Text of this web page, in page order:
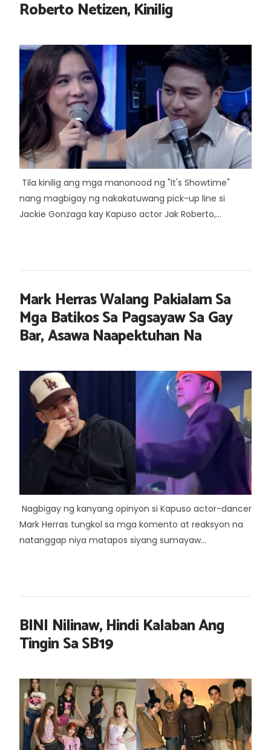
Roberto Netizen, Kinilig
Tila kinilig ang mga manonood ng "It's Showtime"
nang magbigay ng nakakatuwang pick-up line si
Jackie Gonzaga kay Kapuso actor Jak Roberto,...
Mark Herras Walang Pakialam Sa
Mga Batikos Sa Pagsayaw Sa Gay
Bar, Asawa Naapektuhan Na
Nagbigay ng kanyang opinyon si Kapuso actor-dancer
Mark Herras tungkol sa mga komento at reaksyon na
natanggap niya matapos siyang sumayaw...
BINI Nilinaw, Hindi Kalaban Ang
Tingin Sa SB19